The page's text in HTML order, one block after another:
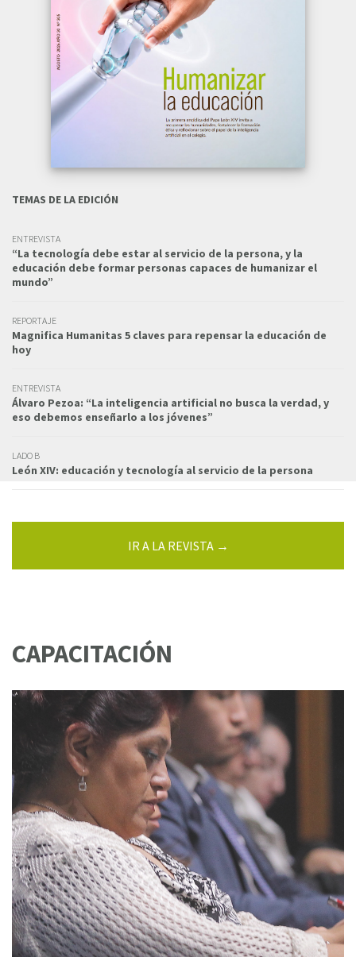
TEMAS DE LA EDICIÓN
ENTREVISTA
“La tecnología debe estar al servicio de la persona, y la
educación debe formar personas capaces de humanizar el
mundo”
REPORTAJE
Magnifica Humanitas 5 claves para repensar la educación de
hoy
ENTREVISTA
Álvaro Pezoa: “La inteligencia artificial no busca la verdad, y
eso debemos enseñarlo a los jóvenes”
LADO B
León XIV: educación y tecnología al servicio de la persona
IR A LA REVISTA →
CAPACITACIÓN